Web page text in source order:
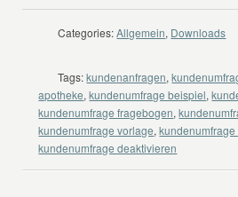
Categories: Allgemein, Downloads
Tags: kundenanfragen,
apotheke,kundenumfrage beispiel,
kundenumfrage fragebogen,
kundenumfrage vorlage,
kundenumfrage deaktivieren